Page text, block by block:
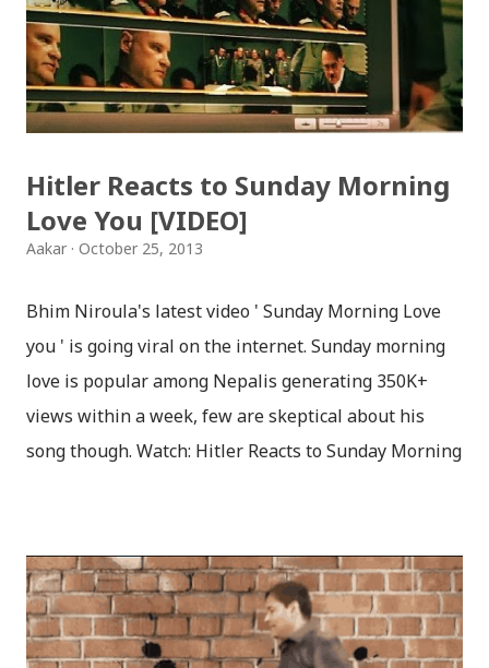
धेरै लाइक/फ्यान ल्याउन कम्पनीहरु फेसबुक विज्ञापनमा लाखौँ खर्च
गरिरहेकाछन् तर वास्तविकतामा उनीहरु 'फेक' लाइक किनिरहेकाछन्
जसको हुनु र नहुनुमा केही फरक छैन । ब्रान्ड तथा कम्पनीहरुले जा...
Hitler Reacts to Sunday Morning
Love You [VIDEO]
Aakar October 25, 2013
Bhim Niroula's latest video ' Sunday Morning Love
you ' is going viral on the internet. Sunday morning
love is popular among Nepalis generating 350K+
views within a week, few are skeptical about his
song though. Watch: Hitler Reacts to Sunday Morning
song. Hitler becomes furious when an Officer tells
him that Nepalis are using a new chemical weapon
called 'Sunday Morning Love' to win the world war.
Hitler orders Bhim to add Saturday Morning Love in